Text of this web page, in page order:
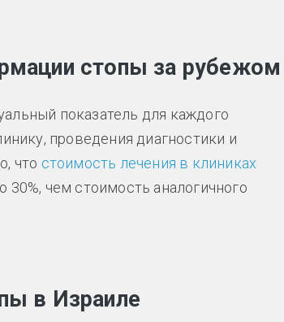
стопы за рубежом
показатель для каждого
проведения диагностики и
что стоимость лечения в клиниках
чем стоимость аналогичного
в Израиле